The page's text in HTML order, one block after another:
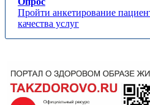
Пройти анкетирование
качества услуг